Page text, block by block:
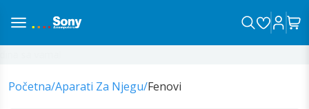
Početna/Aparati Za Njegu/Fenovi